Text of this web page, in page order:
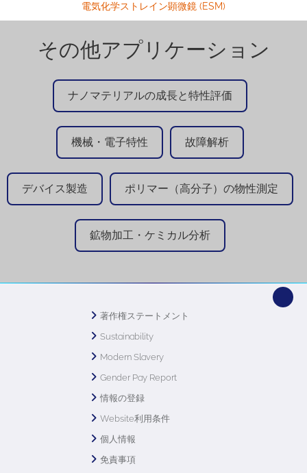
電気化学ストレイン顕微鏡 (ESM)
その他アプリケーション
ナノマテリアルの成長と特性評価
機械・電子特性 故障解析
デバイス製造 ポリマー（高分子）の物性測定
鉱物加工・ケミカル分析
著作権ステートメント
Sustainability
Modern Slavery
Gender Pay Report
情報の登録
Website利用条件
個人情報
免責事項